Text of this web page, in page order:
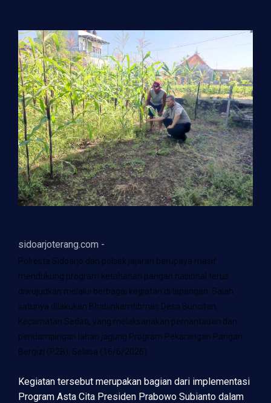
sidoarjoterang.com -
Polresta Sidoarjo dan polsek jajaran berupaya masif
mendukung program ketahanan pangan nasional terus
diwujudkan melalui berbagai kegiatan di lapangan. Salah
satunya dilakukan Bhabinkamtibmas Desa Buncitan,
Kecamatan Sedati, yang melaksanakan pemantauan dan
pendampingan lahan jagung Program Pekarangan Pangan
Bergizi (P2B), Selasa (16/6/2026).
Kegiatan tersebut merupakan bagian dari implementasi
Program Asta Cita Presiden Prabowo Subianto dalam